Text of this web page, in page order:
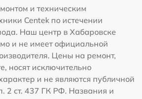
и техническим
Centek по истечении
Наш центр в Хабаровске
и не имеет официальной
Цены на ремонт,
носят исключительно
и не являются публичной
2 ст. 437 ГК РФ. Названия и